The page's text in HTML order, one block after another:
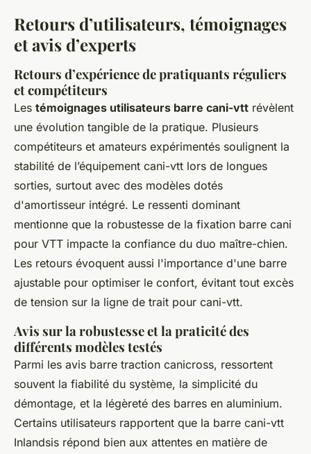
Retours d’utilisateurs, témoignages
et avis d’experts
Retours d’expérience de pratiquants réguliers
et compétiteurs
Les témoignages utilisateurs barre cani-vtt révèlent
une évolution tangible de la pratique. Plusieurs
compétiteurs et amateurs expérimentés soulignent la
stabilité de l’équipement cani-vtt lors de longues
sorties, surtout avec des modèles dotés
d'amortisseur intégré. Le ressenti dominant
mentionne que la robustesse de la fixation barre cani
pour VTT impacte la confiance du duo maître-chien.
Les retours évoquent aussi l'importance d'une barre
ajustable pour optimiser le confort, évitant tout excès
de tension sur la ligne de trait pour cani-vtt.
Avis sur la robustesse et la praticité des
différents modèles testés
Parmi les avis barre traction canicross, ressortent
souvent la fiabilité du système, la simplicité du
démontage, et la légèreté des barres en aluminium.
Certains utilisateurs rapportent que la barre cani-vtt
Inlandsis répond bien aux attentes en matière de